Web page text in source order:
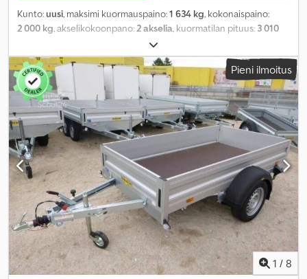
Kunto:uusi, maksimi kuormauspaino:1 634 kg, kokonaispaino:
2 000 kg, akselikokoonpano:2 akselia, kuormatilan pituus: 3 010
, kuormatilan korkeus:
kuormatilan tilavuus:1,8 m³, väri:muu, rakennuskorkeus:940 mm,
työleveys:
2 040 mm, Pieni ilmoitus
1 / 8